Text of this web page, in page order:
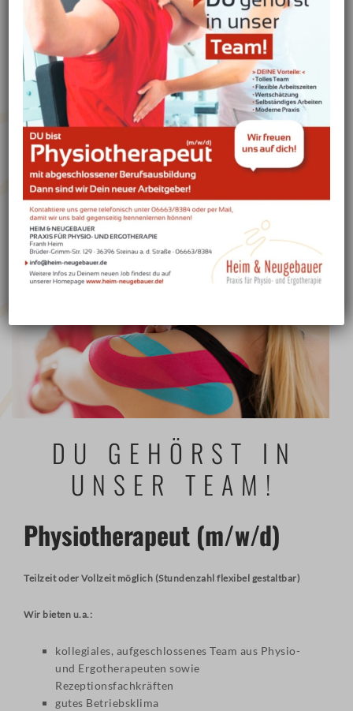
– Melde Dich gerne bei uns! Wir freuen uns auf Dich!
Lass uns gegenseitig kennenlernen – unter 06663/8384 machen wir
kurzfristig was aus!
WEITERLESEN
DU GEHÖRST IN UNSER TEAM!
PHYSIOTHERAPEUT (M/W/D) GESUCHT!
Juli 18, 2022
DU GEHÖRST IN
UNSER TEAM!
Physiotherapeut (m/w/d)
Teilzeit oder Vollzeit möglich (Stundenzahl flexibel gestaltbar)
Wir bieten u.a.:
kollegiales, aufgeschlossenes Team aus Physio-
und Ergotherapeuten sowie
Rezeptionsfachkräften
gutes Betriebsklima